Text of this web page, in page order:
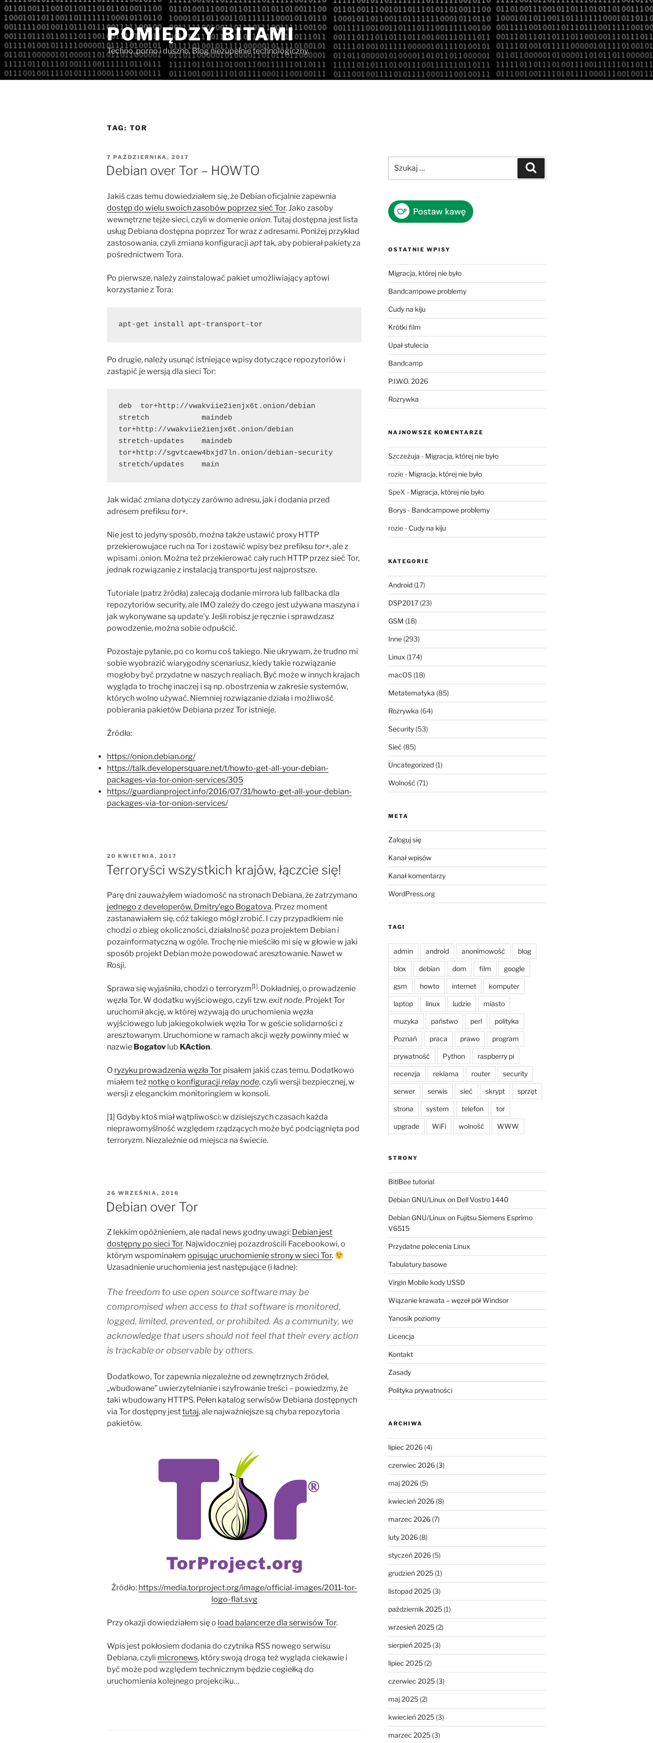
Przejdź
do
treści
POMIĘDZY BITAMI
Techno, porno i duszno. Blog niezupełnie technologiczny.
TAG: TOR
OPUBLIKOWANE
W
7 PAŹDZIERNIKA, 2017
Debian over Tor – HOWTO
Jakiś czas temu dowiedziałem się, że Debian oficjalnie zapewnia
dostęp do wielu swoich zasobów poprzez sieć Tor. Jako zasoby
wewnętrzne tejże sieci, czyli w domenieonion. Tutaj dostępna jest lista
usług Debiana dostępna poprzez Tor wraz z adresami. Poniżej przykład
zastosowania, czyli zmiana konfiguracji apttak, aby pobierał pakiety za
pośrednictwem Tora.
Po pierwsze, należy zainstalować pakiet umożliwiający aptowi
korzystanie z Tora:
apt-get install apt-transport-tor
Po drugie, należy usunąć istniejące wpisy dotyczące repozytoriów i
zastąpić je wersją dla sieci Tor:
deb  tor+http://vwakviie2ienjx6t.onion/debian
stretch            maindeb
tor+http://vwakviie2ienjx6t.onion/debian
stretch-updates    maindeb
tor+http://sgvtcaew4bxjd7ln.onion/debian-security
stretch/updates    main
Jak widać zmiana dotyczy zarówno adresu, jak i dodania przed
adresem prefiksu tor+.
Nie jest to jedyny sposób, można także ustawić proxy HTTP
przekierowujace ruch na Tor i zostawić wpisy bez prefiksu tor+, ale z
wpisami .onion. Można też przekierować cały ruch HTTP przez sieć Tor,
jednak rozwiązanie z instalacją transportu jest najprostsze.
Tutoriale (patrz źródła) zalecają dodanie mirrora lub fallbacka dla
repozytoriów security, ale IMO zależy do czego jest używana maszyna i
jak wykonywane są update’y. Jeśli robisz je ręcznie i sprawdzasz
powodzenie, można sobie odpuścić.
Pozostaje pytanie, po co komu coś takiego. Nie ukrywam, że trudno mi
sobie wyobrazić wiarygodny scenariusz, kiedy takie rozwiązanie
mogłoby być przydatne w naszych realiach. Być może w innych krajach
wygląda to trochę inaczej i są np. obostrzenia w zakresie systemów,
których wolno używać. Niemniej rozwiązanie działa i możliwość
pobierania pakietów Debiana przez Tor istnieje.
Źródła:
https://onion.debian.org/
https://talk.developersquare.net/t/howto-get-all-your-debian-
packages-via-tor-onion-services/305
https://guardianproject.info/2016/07/31/howto-get-all-your-debian-
packages-via-tor-onion-services/
OPUBLIKOWANE
20 KWIETNIA, 2017
Terroryści wszystkich krajów, łączcie się!
Parę dni zauważyłem wiadomość na stronach Debiana, że zatrzymano
jednego z developerów, Dmitry’ego Bogatova. Przez moment
zastanawiałem się, cóż takiego mógł zrobić. I czy przypadkiem nie
chodzi o zbieg okoliczności, działalność poza projektem Debian i
pozainformatyczną w ogóle. Trochę nie mieściło mi się w głowie w jaki
sposób projekt Debian może powodować aresztowanie. Nawet w
Rosji.
Sprawa się wyjaśniła, chodzi o terroryzm[1]. Dokładniej, o prowadzenie
węzła Tor. W dodatku wyjściowego, czyli tzw.exit node. Projekt Tor
uruchomił akcję, w której wzywają do uruchomienia węzła
wyjściowego lub jakiegokolwiek węzła Tor w geście solidarności z
aresztowanym. Uruchomione w ramach akcji węzły powinny mieć w
nazwie Bogatov lub KAction.
O ryzyku prowadzenia węzła Tor pisałem jakiś czas temu. Dodatkowo
miałem też notkę o konfiguracji relay node, czyli wersji bezpiecznej, w
wersji z eleganckim monitoringiem w konsoli.
[1] Gdyby ktoś miał wątpliwości: w dzisiejszych czasach każda
nieprawomyślność względem rządzących może być podciągnięta pod
terroryzm. Niezależnie od miejsca na świecie.
OPUBLIKOWANE
W
26 WRZEŚNIA, 2016
Debian over Tor
Z lekkim opóźnieniem, ale nadal news godny uwagi: Debian jest
dostępny po sieci Tor. Najwidoczniej pozazdrościli Facebookowi, o
którym wspominałem opisując uruchomienie strony w sieci Tor.
Uzasadnienie uruchomienia jest następujące (i ładne):
The freedom to use open source software may be
compromised when access to that software is monitored,
logged, limited, prevented, or prohibited. As a community, we
acknowledge that users should not feel that their every action
is trackable or observable by others.
Dodatkowo, Tor zapewnia niezależne od zewnętrznych źródeł,
„wbudowane” uwierzytelnianie i szyfrowanie treści – powiedzmy, że
taki wbudowany HTTPS. Pełen katalog serwisów Debiana dostępnych
via Tor dostępny jesttutaj, ale najważniejsze są chyba repozytoria
pakietów.
Źródło: https://media.torproject.org/image/official-images/2011-tor-
logo-flat.svg
Przy okazji dowiedziałem się o load balancerze dla serwisów Tor.
Wpis jest pokłosiem dodania do czytnika RSS nowego serwisu
Debiana, czyli micronews, który swoją drogą też wygląda ciekawie i
być może pod względem technicznym będzie cegiełką do
uruchomienia kolejnego projekciku…
OSTATNIE WPISY
Migracja, której nie było
Bandcampowe problemy
Cudy na kiju
Krótki film
Upał stulecia
Bandcamp
P.I.W.O. 2026
Rozrywka
NAJNOWSZE KOMENTARZE
Szczeżuja - Migracja, której nie było
rozie- Migracja, której nie było
SpeX - Migracja, której nie było
Borys- Bandcampowe problemy
rozie- Cudy na kiju
KATEGORIE
Android(17)
DSP2017(23)
GSM (18)
Inne(293)
Linux (174)
macOS(18)
Metatematyka (85)
Rozrywka (64)
Security(53)
Sieć (85)
Uncategorized(1)
Wolność (71)
META
Zaloguj się
Kanał wpisów
Kanał komentarzy
WordPress.org
TAGI
admin android anonimowość blog
blox debian dom film google
gsm howto internet komputer
laptop linux ludzie miasto
muzyka państwo perl polityka
Poznań praca prawo program
prywatność Python raspberry pi
recenzja reklama router security
serwer serwis sieć skrypt sprzęt
strona system telefon tor
upgrade WiFi wolność WWW
STRONY
BitlBee tutorial
Debian GNU/Linux on Dell Vostro 1440
Debian GNU/Linux on Fujitsu Siemens Esprimo
V6515
Przydatne polecenia Linux
Tabulatury basowe
Virgin Mobile kody USSD
Wiązanie krawata – węzeł pół Windsor
Yanosik poziomy
Licencja
Kontakt
Zasady
Polityka prywatności
ARCHIWA
lipiec 2026(4)
czerwiec 2026(3)
maj 2026(5)
kwiecień 2026(8)
marzec 2026(7)
luty 2026(8)
styczeń 2026(5)
grudzień 2025(1)
listopad 2025(3)
październik 2025(1)
wrzesień 2025(2)
sierpień 2025(3)
lipiec 2025(2)
czerwiec 2025(3)
maj 2025(2)
kwiecień 2025(3)
marzec 2025(3)